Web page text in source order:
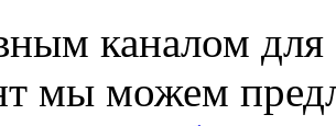
каналом
мы можем